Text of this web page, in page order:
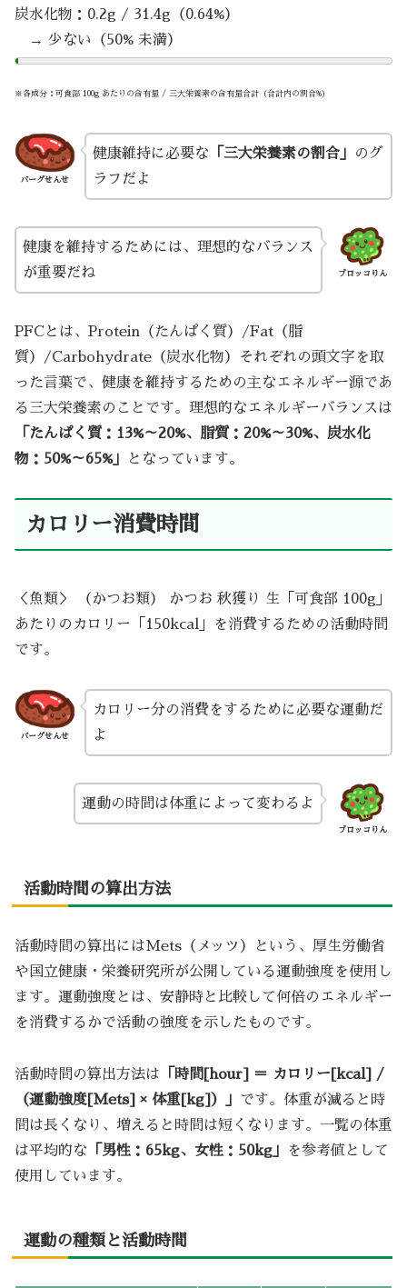
炭水化物：0.2g / 31.4g（0.64%）
→ 少ない（50% 未満）
※各成分：可食部 100g あたりの含有量 / 三大栄養素の含有量合計（合計内の割合%）
バーグせんせ
健康維持に必要な 「三大栄養素の割合」
のグ
ラフだよ
ブロッコりん
健康を維持するためには、理想的なバランス
が重要だね
PFCとは、Protein（たんぱく質）/Fat（脂
質）/Carbohydrate（炭水化物）それぞれの頭文字を取
った言葉で、健康を維持するための主なエネルギー源であ
る三大栄養素のことです。理想的なエネルギーバランスは
「たんぱく質：13%～20%、脂質：20%～30%、炭水化
物：50%～65%」
となっています。
カロリー消費時間
＜魚類＞ （かつお類） かつお 秋獲り 生「可食部 100g」
あたりのカロリー「150kcal」を消費するための活動時間
です。
バーグせんせ
カロリー分の消費をするために必要な運動だ
よ
ブロッコりん
運動の時間は体重によって変わるよ
活動時間の算出方法
活動時間の算出にはMets（メッツ）という、厚生労働省
や国立健康・栄養研究所が公開している運動強度を使用し
ます。運動強度とは、安静時と比較して何倍のエネルギー
を消費するかで活動の強度を示したものです。
活動時間の算出方法は 「時間[hour] ＝ カロリー[kcal] /
（運動強度[Mets] × 体重[kg]）」 です。体重が減ると時
間は長くなり、増えると時間は短くなります。一覧の体重
は平均的な 「男性：65kg、女性：50kg」
を参考値として
使用しています。
運動の種類と活動時間